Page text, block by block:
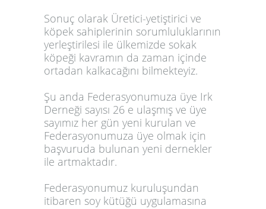
Sonuç olarak Üretici-yetiştirici ve
köpek sahiplerinin sorumluluklarının
yerleştirilesi ile ülkemizde sokak
köpeği kavramın da zaman içinde
ortadan kalkacağını bilmekteyiz.
Şu anda Federasyonumuza üye Irk
Derneği sayısı 26 e ulaşmış ve üye
sayımız her gün yeni kurulan ve
Federasyonumuza üye olmak için
başvuruda bulunan yeni dernekler
ile artmaktadır.
Federasyonumuz kuruluşundan
itibaren soy kütüğü uygulamasına